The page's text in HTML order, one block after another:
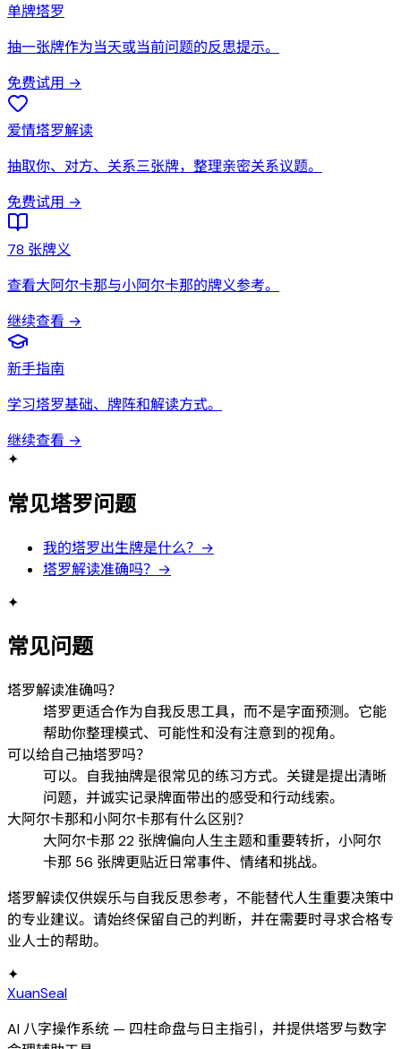
单牌塔罗
抽一张牌作为当天或当前问题的反思提示。
免费试用 →
爱情塔罗解读
抽取你、对方、关系三张牌，整理亲密关系议题。
免费试用 →
78 张牌义
查看大阿尔卡那与小阿尔卡那的牌义参考。
继续查看 →
新手指南
学习塔罗基础、牌阵和解读方式。
继续查看 →
✦
常见塔罗问题
我的塔罗出生牌是什么？→
塔罗解读准确吗？→
✦
常见问题
塔罗解读准确吗？
塔罗更适合作为自我反思工具，而不是字面预测。它能
帮助你整理模式、可能性和没有注意到的视角。
可以给自己抽塔罗吗？
可以。自我抽牌是很常见的练习方式。关键是提出清晰
问题，并诚实记录牌面带出的感受和行动线索。
大阿尔卡那和小阿尔卡那有什么区别？
大阿尔卡那 22 张牌偏向人生主题和重要转折，小阿尔
卡那 56 张牌更贴近日常事件、情绪和挑战。
塔罗解读仅供娱乐与自我反思参考，不能替代人生重要决策中
的专业建议。请始终保留自己的判断，并在需要时寻求合格专
业人士的帮助。
✦
XuanSeal
AI 八字操作系统 — 四柱命盘与日主指引，并提供塔罗与数字